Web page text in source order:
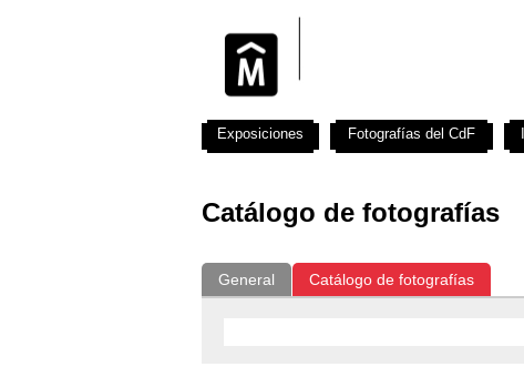
Catálogo de fotografías
General Catálogo de fotografías
Exposiciones Fotografías del CdF